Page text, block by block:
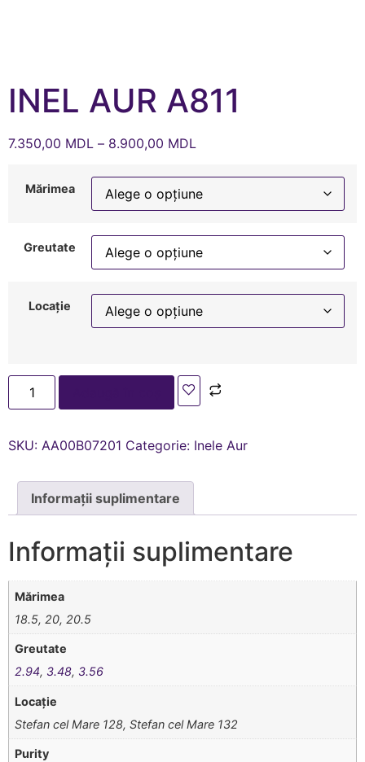
INEL AUR A811
7.350,00 MDL – 8.900,00 MDL
Mărimea
Greutate
Locație
SKU: AA00В07201 Categorie: Inele Aur
Informații suplimentare
Informații suplimentare
Mărimea
18.5, 20, 20.5
Greutate
2.94, 3.48, 3.56
Locație
Stefan cel Mare 128, Stefan cel Mare 132
Purity